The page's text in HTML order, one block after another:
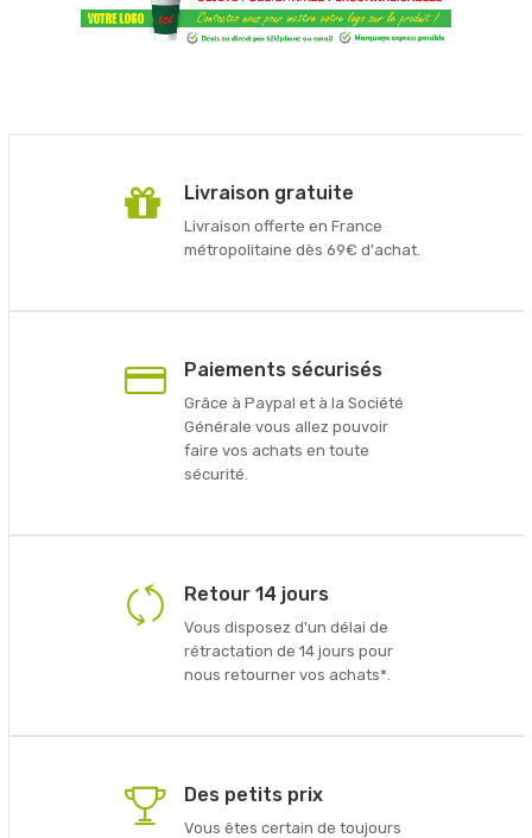
Livraison gratuite
Livraison offerte en France
métropolitaine dès 69€ d'achat.
Paiements sécurisés
Grâce à Paypal et à la Société
Générale vous allez pouvoir
faire vos achats en toute
sécurité.
Retour 14 jours
Vous disposez d'un délai de
rétractation de 14 jours pour
nous retourner vos achats*.
Des petits prix
Vous êtes certain de toujours